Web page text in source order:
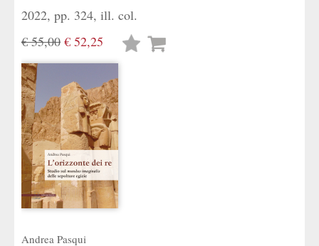
2022, pp. 324, ill. col.
€ 55,00 € 52,25
Lista
Andrea Pasqui